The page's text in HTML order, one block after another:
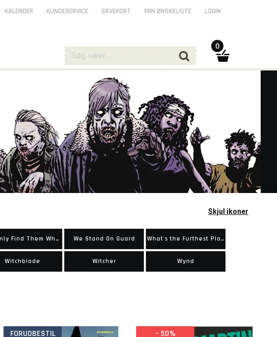
Skjul ikoner
We Only Find Them When Theyre Dead We Stand On Guard What's the Furthest Place From Here
Witchblade Witcher Wynd
FORUDBESTIL - 50%
KALENDER KUNDESERVICE GAVEKORT MIN ØNSKELISTE LOGIN
0